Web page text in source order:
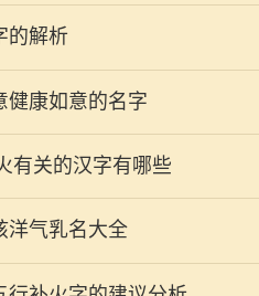
的解析
健康如意的名字
有关的汉字有哪些
洋气乳名大全